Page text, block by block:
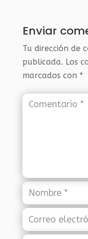
Enviar
Tu dirección de
publicada. Los
marcados con *